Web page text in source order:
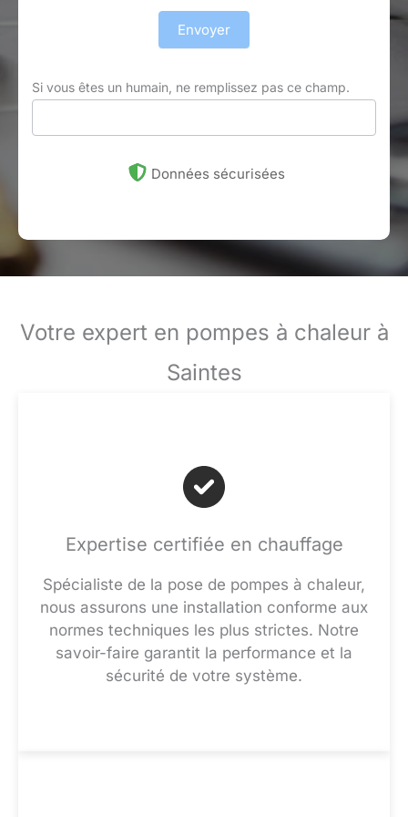
Envoyer
Si vous êtes un humain, ne remplissez pas ce champ.
Données sécurisées
Votre expert en pompes à chaleur à
Saintes
Expertise certifiée en chauffage
Spécialiste de la pose de pompes à chaleur,
nous assurons une installation conforme aux
normes techniques les plus strictes. Notre
savoir-faire garantit la performance et la
sécurité de votre système.